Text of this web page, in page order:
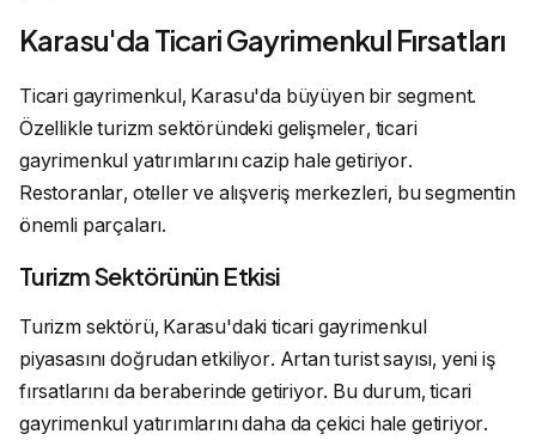
Karasu'da Ticari Gayrimenkul Fırsatları
Ticari gayrimenkul, Karasu'da büyüyen bir segment.
Özellikle turizm sektöründeki gelişmeler, ticari
gayrimenkul yatırımlarını cazip hale getiriyor.
Restoranlar, oteller ve alışveriş merkezleri, bu segmentin
önemli parçaları.
Turizm Sektörünün Etkisi
Turizm sektörü, Karasu'daki ticari gayrimenkul
piyasasını doğrudan etkiliyor. Artan turist sayısı, yeni iş
fırsatlarını da beraberinde getiriyor. Bu durum, ticari
gayrimenkul yatırımlarını daha da çekici hale getiriyor.